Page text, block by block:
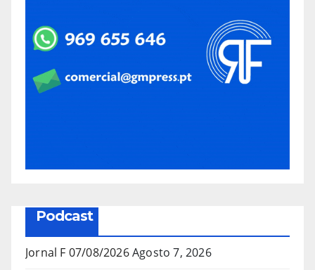
Podcast
Jornal F 07/08/2026Agosto 7, 2026